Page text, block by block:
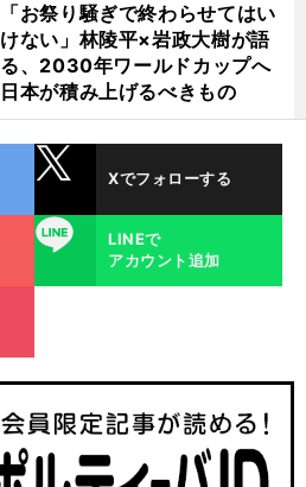
「お祭り騒ぎで終わらせてはい
けない」林陵平×岩政大樹が語
る、2030年ワールドカップへ
日本が積み上げるべきもの
Xでフォローする
LINE
LINEで
アカウント追加